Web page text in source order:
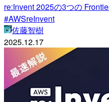
re:Invent 2025の3つの
#AWSreInvent
佐藤智樹
2025.12.17